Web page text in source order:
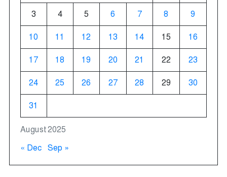
August 2025
3 4 5 6 7 8 9
10 11 12 13 14 15 16
17 18 19 20 21 22 23
24 25 26 27 28 29 30
31
« Dec Sep »